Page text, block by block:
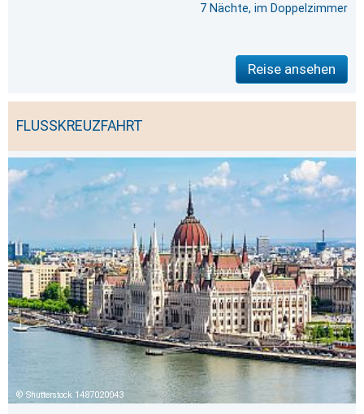
7 Nächte, im Doppelzimmer
Reise ansehen
FLUSSKREUZFAHRT
Shutterstock 1487020043